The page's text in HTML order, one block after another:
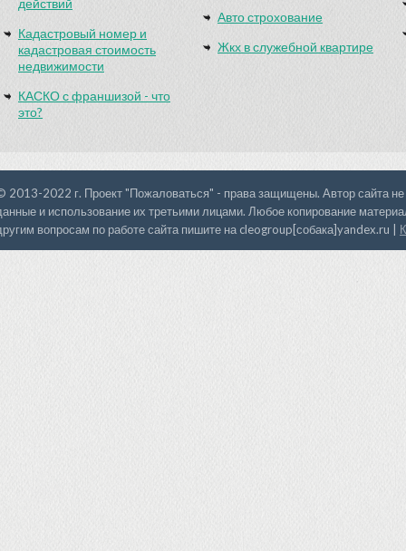
действий
Кадастровый номер и
кадастровая стоимость
недвижимости
КАСКО с франшизой - что
это?
Авто строхование
Жкх в служебной квартире
2013-2022 г. Проект "Пожаловаться" - права защищены. Автор сайта не
и использование их третьими лицами. Любое копирование
вопросам по работе сайта пишите на cleogroup[собака]yandex.ru |